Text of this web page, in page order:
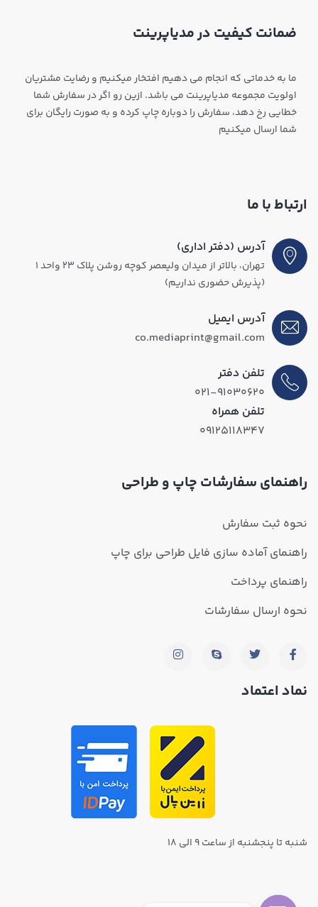
ضمانت کیفیت در مدیاپرینت
ما به خدماتی که انجام می دهیم افتخار میکنیم و رضایت مشتریان
اولویت مجموعه مدیاپرینت می باشد. ازین رو اگر در سفارش شما
خطایی رخ دهد، سفارش را دوباره چاپ کرده و به صورت رایگان برای
شما ارسال میکنیم
ارتباط با ما
آدرس (دفتر اداری)
تهران، بالاتر از میدان ولیعصر کوچه روشن پلاک ۲۳ واحد ۱
(پذیرش حضوری نداریم)
آدرس ایمیل
co.mediaprint@gmail.com
تلفن دفتر
۰۲۱-۹۱۰۳۰۶۲۰
تلفن همراه
۰۹۱۲۵۱۱۸۳۴۷
راهنمای سفارشات چاپ و طراحی
نحوه ثبت سفارش
راهنمای آماده سازی فایل طراحی برای چاپ
راهنمای پرداخت
نحوه ارسال سفارشات
نماد اعتماد
شنبه تا پنجشنبه از ساعت ۹ الی ۱۸